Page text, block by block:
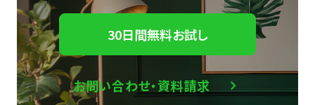
30日間無料お試し
お問い合わせ・資料請求